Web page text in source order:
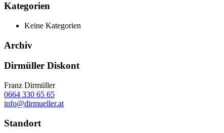
Kategorien
Keine Kategorien
Archiv
Dirmüller Diskont
Franz Dirmüller
0664 330 65 65
info@dirmueller.at
Standort